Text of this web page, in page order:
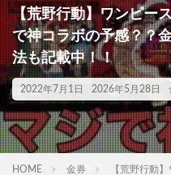
【荒野行動】ワンピー
で神コラボの予感？？
法も記載中！！
2022年7月1日 2026年5月28日
HOME 金券 【荒野行動